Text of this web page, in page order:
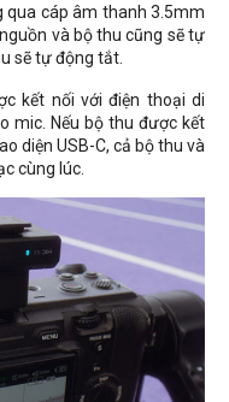
qua cáp âm thanh 3.5mm
và bộ thu cũng sẽ tự
sẽ tự động tắt.
kết nối với điện thoại di
mic. Nếu bộ thu được kết
diện USB-C, cả bộ thu và
cùng lúc.